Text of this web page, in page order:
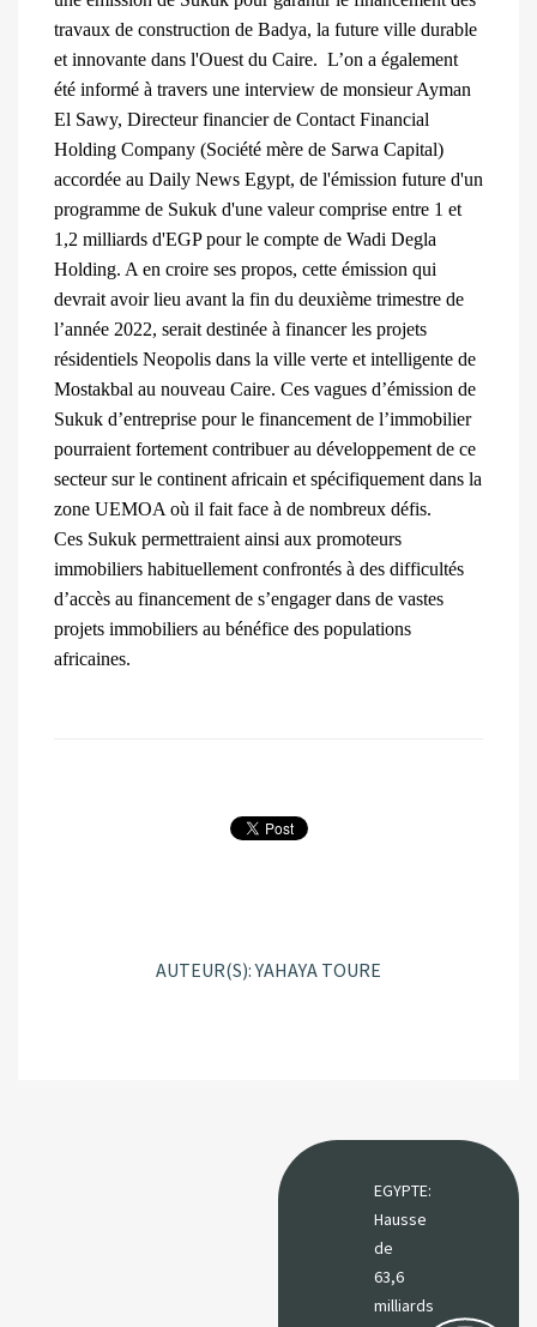
travaux de construction de Badya, la future ville durable
et innovante dans l'Ouest du Caire. L’on a également
été informé à travers une interview de monsieur Ayman
El Sawy, Directeur financier de Contact Financial
Holding Company (Société mère de Sarwa Capital)
accordée au Daily News Egypt, de l'émission future d'un
programme de Sukuk d'une valeur comprise entre 1 et
1,2 milliards d'EGP pour le compte de Wadi Degla
Holding. A en croire ses propos, cette émission qui
devrait avoir lieu avant la fin du deuxième trimestre de
l’année 2022, serait destinée à financer les projets
résidentiels Neopolis dans la ville verte et intelligente de
Mostakbal au nouveau Caire. Ces vagues d’émission de
Sukuk d’entreprise pour le financement de l’immobilier
pourraient fortement contribuer au développement de ce
secteur sur le continent africain et spécifiquement dans la
zone UEMOA où il fait face à de nombreux défis.
Ces Sukuk permettraient ainsi aux promoteurs
immobiliers habituellement confrontés à des difficultés
d’accès au financement de s’engager dans de vastes
projets immobiliers au bénéfice des populations
africaines.
AUTEUR(S): YAHAYA TOURE
EGYPTE:
Hausse
de
63,6
milliards